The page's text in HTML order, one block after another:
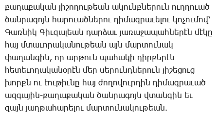
քա­ղա­քա­կան յի­շո­ղու­թեան ա­կունք­նե­րուն ուղ­ղո­ւած
ծան­րա­գոյն հա­րո­ւած­նե­րու դի­մագ­րա­ւե­լու կո­չու­մով՝
­Գառ­նիկ ­Գիւ­զա­լեան դար­ձաւ յա­ռա­ջա­պահ­նե­րէն մէ­կը
հայ մտա­ւո­րա­կա­նու­թեան այն մար­տու­նակ
փա­ղան­գին, որ ար­թուն պա­հա­կի դիր­քե­րէն
հե­տե­ւո­ղա­կա­նօ­րէն մեր սե­րունդ­նե­րուն յի­շե­ցուց
խորքն ու էու­թիւ­նը հայ ժո­ղո­վուր­դին դի­մագ­րա­ւած
ազ­գա­յին-քա­ղա­քա­կան ծան­րա­գոյն վտան­գին եւ
զայն յաղ­թա­հա­րե­լու մար­տու­նա­կու­թեան.